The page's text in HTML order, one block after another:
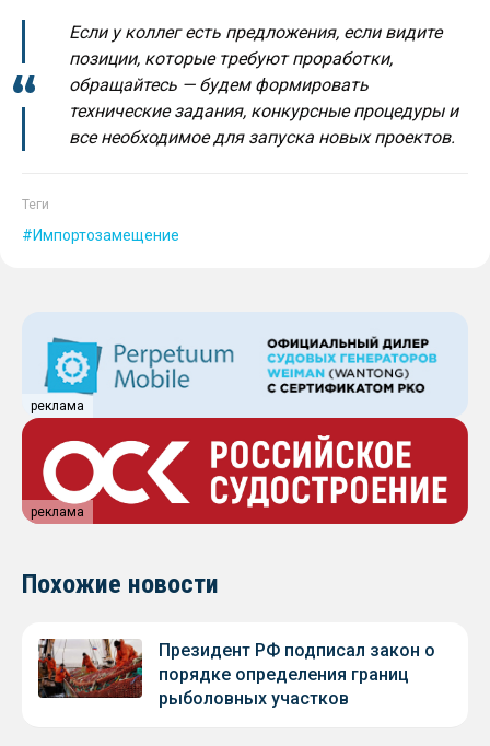
Если у коллег есть предложения, если видите
позиции, которые требуют проработки,
обращайтесь — будем формировать
технические задания, конкурсные процедуры и
все необходимое для запуска новых проектов.
Теги
Импортозамещение
реклама
реклама
Похожие новости
Президент РФ подписал закон о
порядке определения границ
рыболовных участков